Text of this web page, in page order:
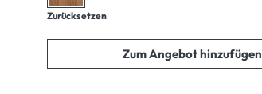
Zurücksetzen
Zum Angebot hinzufügen